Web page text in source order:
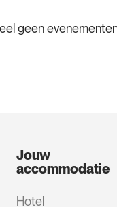
geen
Jouw
accommodatie
Hotel